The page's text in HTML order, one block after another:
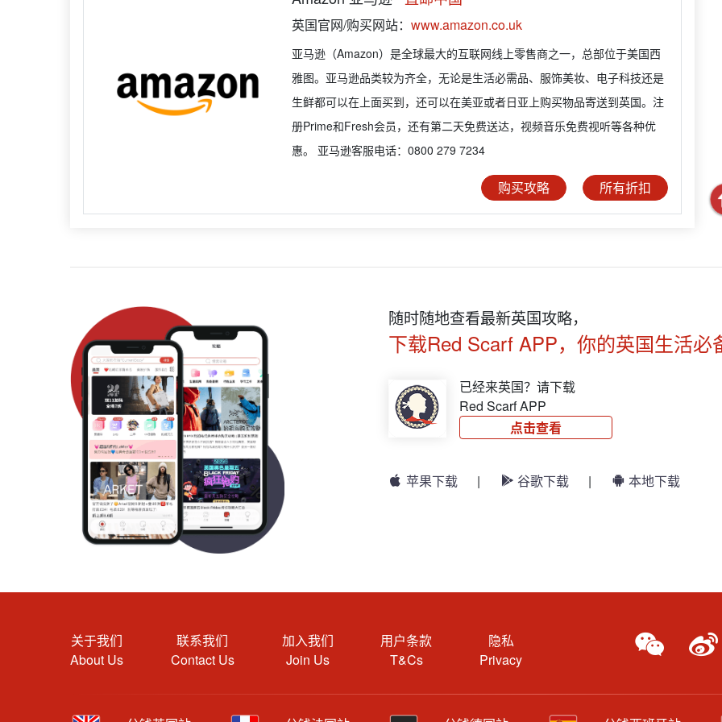
英国官网/购买网站： www.amazon.co.uk
亚马逊（Amazon）是全球最大的互联网线上零售商之一，总部位于美国西
雅图。亚马逊品类较为齐全，无论是生活必需品、服饰美妆、电子科技还是
生鲜都可以在上面买到，还可以在美亚或者日亚上购买物品寄送到英国。注
册Prime和Fresh会员，还有第二天免费送达，视频音乐免费视听等各种优
惠。 亚马逊客服电话：0800 279 7234
购买攻略 所有折扣
随时随地查看最新英国攻略，
下载Red Scarf APP，你的英国生活必
已经来英国？请下载
Red Scarf APP
点击查看
苹果下载 | 谷歌下载 | 本地下载
关于我们
About Us
联系我们
Contact Us
加入我们
Join Us
用户条款
T&Cs
隐私
Privacy